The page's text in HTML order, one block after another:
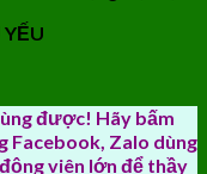
YẾU
được! Hãy bấm
Facebook, Zalo dùng
viên lớn để thầy